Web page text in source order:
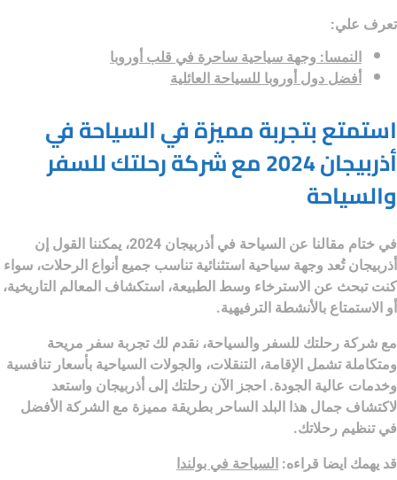
تعرف علي:
النمسا: وجهة سياحية ساحرة في قلب أوروبا
أفضل دول أوروبا للسياحة العائلية
استمتع بتجربة مميزة في السياحة في
أذربيجان 2024 مع شركة رحلتك للسفر
والسياحة
في ختام مقالنا عن السياحة في أذربيجان 2024
، يمكننا القول إن
أذربيجان تُعد وجهة سياحية استثنائية تناسب جميع أنواع الرحلات، سواء
كنت تبحث عن الاسترخاء وسط الطبيعة، استكشاف المعالم التاريخية،
أو الاستمتاع بالأنشطة الترفيهية.
مع شركة رحلتك للسفر والسياحة، نقدم لك تجربة سفر مريحة
ومتكاملة تشمل الإقامة، التنقلات، والجولات السياحية بأسعار تنافسية
وخدمات عالية الجودة. احجز الآن رحلتك إلى أذربيجان واستعد
لاكتشاف جمال هذا البلد الساحر بطريقة مميزة مع الشركة الأفضل
في تنظيم رحلاتك.
قد يهمك ايضا قراءه: السياحة في بولندا